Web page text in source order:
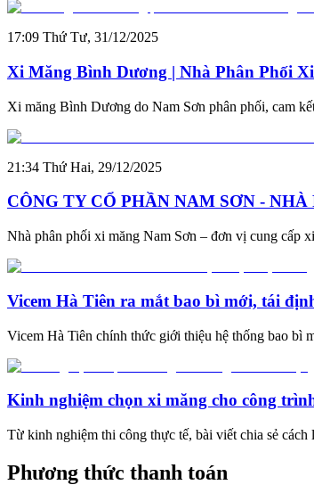
17:09 Thứ Tư, 31/12/2025
Xi Măng Bình Dương | Nhà Phân Phối
Xi măng Bình Dương do Nam Sơn phân phối, cam
21:34 Thứ Hai, 29/12/2025
CÔNG TY CỔ PHẦN NAM SƠN -
Nhà phân phối xi măng Nam Sơn – đơn vị cung cấp
Vicem Hà Tiên ra mắt bao bì mới, tái
Vicem Hà Tiên chính thức giới thiệu hệ thống bao bì
Kinh nghiệm chọn xi măng cho công
Từ kinh nghiệm thi công thực tế, bài viết chia sẻ
Phương thức thanh toán